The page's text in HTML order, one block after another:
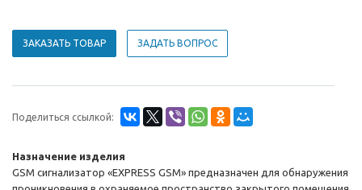
ЗАКАЗАТЬ ТОВАР ЗАДАТЬ ВОПРОС
Поделиться ссылкой:
Назначение изделия
GSM сигнализатор «EXPRESS GSM» предназначен для обнаружения